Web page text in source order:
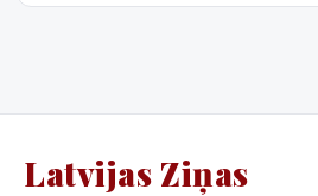
Latvijas Ziņas